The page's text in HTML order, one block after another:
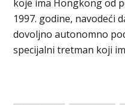
koje ima Hongkong od
1997. godine, navodeći
dovoljno autonomno
specijalni tretman koji im